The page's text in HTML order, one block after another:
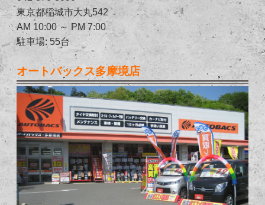
東京都稲城市大丸542
AM 10:00 ～ PM 7:00
駐車場: 55台
オートバックス多摩境店